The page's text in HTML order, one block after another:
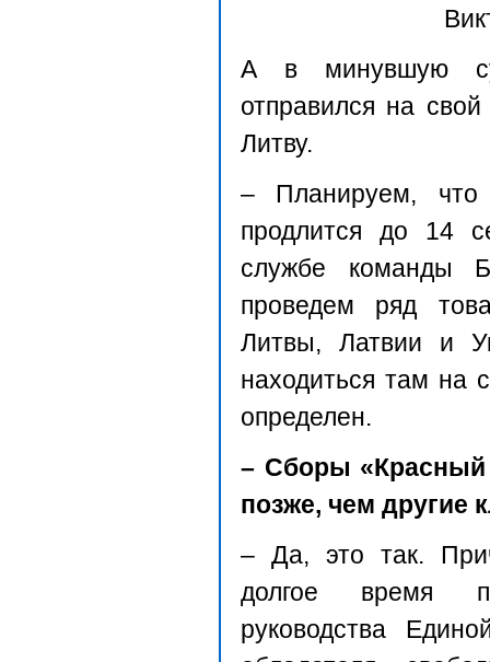
А в минувшую
отправился на
Литву.
– Планируем, что
продлится до 14
службе команды
проведем ряд
Литвы, Латвии и
находиться там на
определен.
– Сборы «Красный
позже, чем другие
– Да, это так.
долгое время
руководства